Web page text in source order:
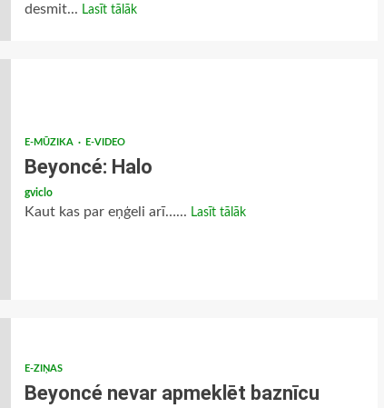
desmit... Lasīt tālāk
E-MŪZIKA E-VIDEO
Beyoncé: Halo
gviclo
Kaut kas par eņģeli arī…... Lasīt tālāk
E-ZIŅAS
Beyoncé nevar apmeklēt baznīcu